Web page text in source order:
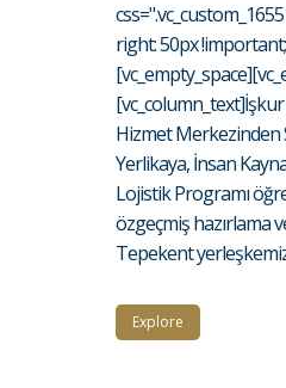
right: 50px
Hizmet Merkezinden
Yerlikaya, İnsan
Lojistik Programı
özgeçmiş hazırlama
Tepekent
Explore